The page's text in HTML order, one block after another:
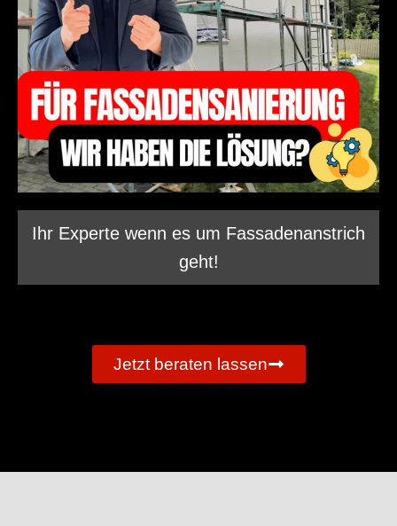
Ihr Experte wenn es um Fassadenanstrich
geht!
Jetzt beraten lassen